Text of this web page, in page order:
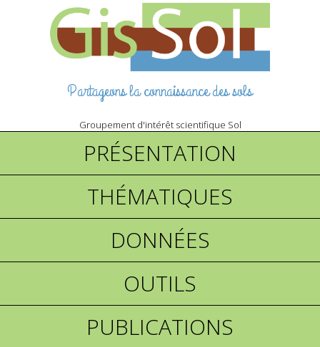
Partageons la connaissance des sols
Groupement d'intérêt scientifique Sol
PRÉSENTATION
THÉMATIQUES
DONNÉES
OUTILS
PUBLICATIONS